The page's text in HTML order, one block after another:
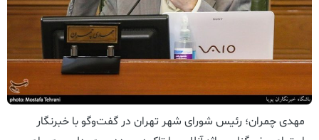
مهدی چمران؛ رئیس شورای شهر تهران در گفت‌وگو با خبرنگار